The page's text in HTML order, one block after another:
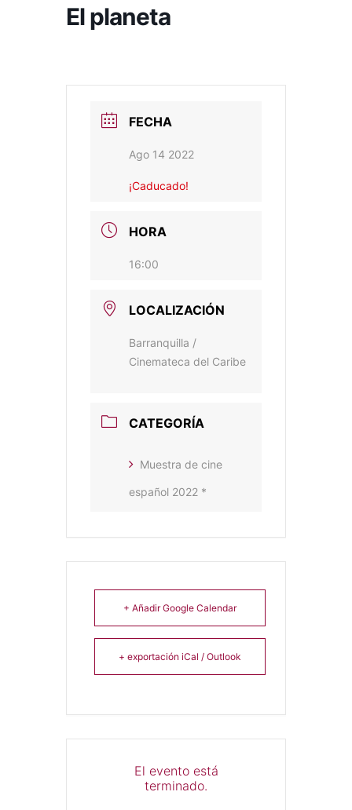
El planeta
FECHA
Ago 14 2022
¡Caducado!
HORA
16:00
LOCALIZACIÓN
Barranquilla /
Cinemateca del Caribe
CATEGORÍA
Muestra de cine
español 2022 *
+ Añadir Google Calendar
+ exportación iCal / Outlook
El evento está
terminado.